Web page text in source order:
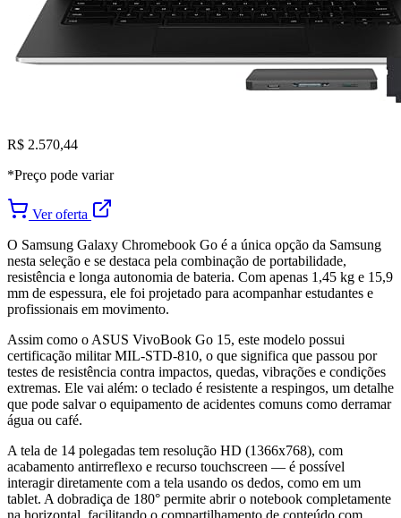
R$ 2.570,44
*Preço pode variar
Ver oferta
O Samsung Galaxy Chromebook Go é a única opção da Samsung
nesta seleção e se destaca pela combinação de portabilidade,
resistência e longa autonomia de bateria. Com apenas 1,45 kg e 15,9
mm de espessura, ele foi projetado para acompanhar estudantes e
profissionais em movimento.
Assim como o ASUS VivoBook Go 15, este modelo possui
certificação militar MIL-STD-810, o que significa que passou por
testes de resistência contra impactos, quedas, vibrações e condições
extremas. Ele vai além: o teclado é resistente a respingos, um detalhe
que pode salvar o equipamento de acidentes comuns como derramar
água ou café.
A tela de 14 polegadas tem resolução HD (1366x768), com
acabamento antirreflexo e recurso touchscreen — é possível
interagir diretamente com a tela usando os dedos, como em um
tablet. A dobradiça de 180° permite abrir o notebook completamente
na horizontal, facilitando o compartilhamento de conteúdo com